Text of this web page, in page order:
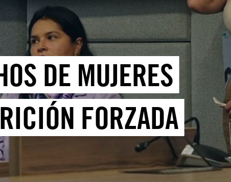
DE MUJERES
FORZADA